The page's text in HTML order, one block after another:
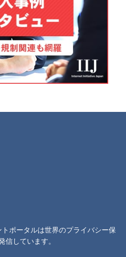
ポータルは世界のプライバシー保
信しています。